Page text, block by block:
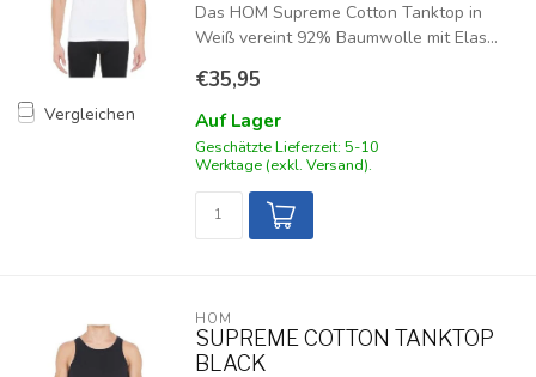
Vergleichen
Das HOM Supreme Cotton Tanktop in
Weiß vereint 92% Baumwolle mit Elas...
€35,95
Auf Lager
Geschätzte Lieferzeit: 5-10
Werktage (exkl. Versand).
HOM
SUPREME COTTON TANKTOP
BLACK